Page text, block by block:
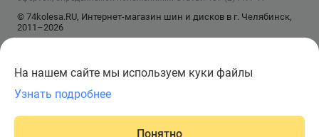
© 74kolesa.RU, Интернет-магазин шин и дисков в г. Челябинск,
2011–2026
На нашем сайте мы используем куки файлы
Узнать подробнее
Понятно